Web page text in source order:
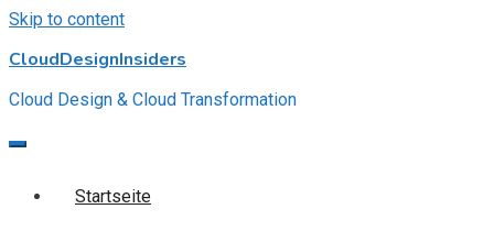
Skip to content
CloudDesignInsiders
Cloud Design & Cloud Transformation
Startseite